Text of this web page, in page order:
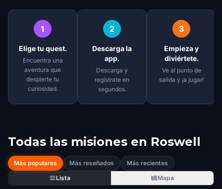
1
Elige tu quest.
Encuentra una
aventura que
despierte tu
curiosidad.
2
Descarga la
app.
Descarga y
regístrate en
segundos.
3
Empieza y
diviértete.
Ve al punto de
salida y ¡a jugar!
Todas las misiones en Roswell
Más populares Más reseñados
Más recientes
Lista
Mapa